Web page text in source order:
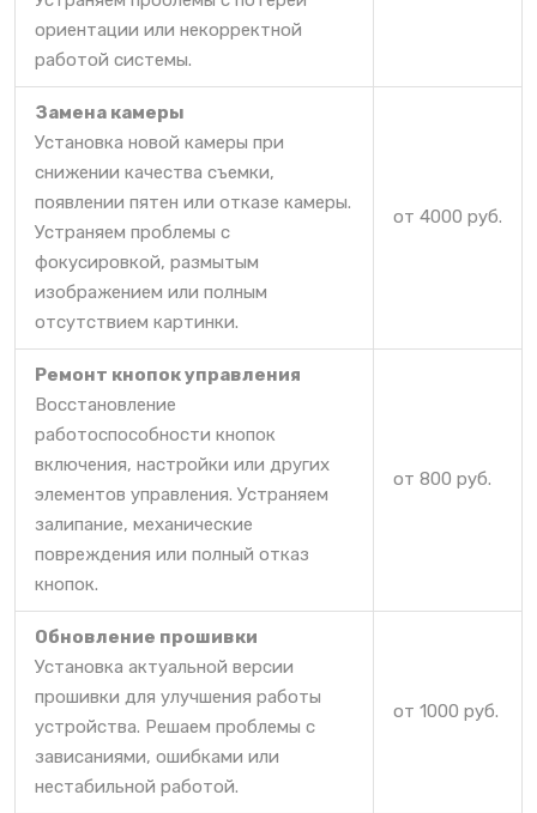
ориентации или некорректной
работой системы.
Замена камеры
Установка новой камеры при
снижении качества съемки,
появлении пятен или отказе камеры.
Устраняем проблемы с
фокусировкой, размытым
изображением или полным
отсутствием картинки.
от 4000 руб.
Ремонт кнопок управления
Восстановление
работоспособности кнопок
включения, настройки или других
элементов управления. Устраняем
залипание, механические
повреждения или полный отказ
кнопок.
от 800 руб.
Обновление прошивки
Установка актуальной версии
прошивки для улучшения работы
устройства. Решаем проблемы с
зависаниями, ошибками или
нестабильной работой.
от 1000 руб.